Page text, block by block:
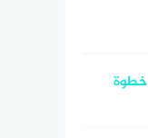
كيفية تحميل Linebet APK على Android خطوة